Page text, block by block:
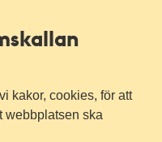
kakor, cookies, för att
webbplatsen ska